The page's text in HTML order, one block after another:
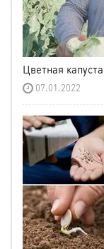
Цветная
07.01.2022